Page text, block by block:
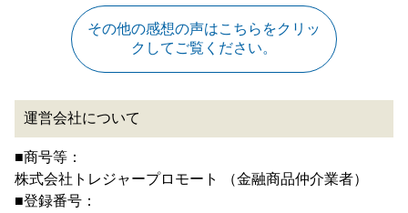
その他の感想の声はこちらをクリッ
クしてご覧ください。
運営会社について
■商号等：
株式会社トレジャープロモート （金融商品仲介業者）
■登録番号：